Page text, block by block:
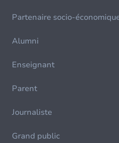
Partenaire socio-
Alumni
Enseignant
Parent
Journaliste
Grand public